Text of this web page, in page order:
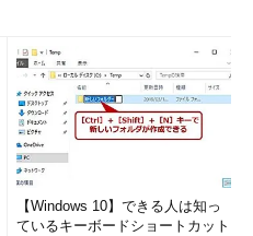
【Windows 10】できる人は知っ
ているキーボードショートカット